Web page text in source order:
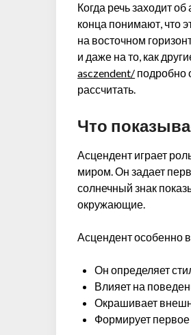
Когда речь заходит
конца понимают, что
на восточном
и даже на то, как
asczendent/ подробно
рассчитать.
Что
Асцендент играет
миром. Он задает
солнечный знак
окружающие.
Асцендент особенно
Он определяет
Влияет на
Окрашивает
Формирует первое